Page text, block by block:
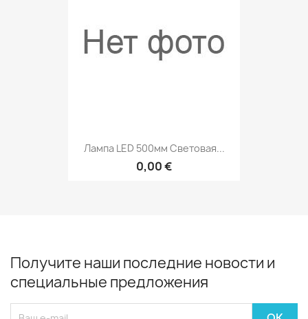
Лампа LED 500мм Световая...
0,00 €
Получите наши последние новости и
специальные предложения